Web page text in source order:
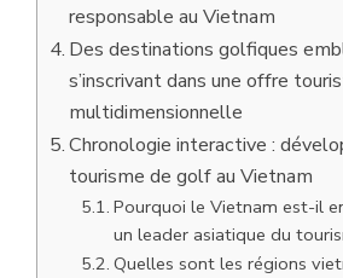
responsable au Vietnam
Des destinations golfiques
s’inscrivant dans une offre
multidimensionnelle
Chronologie interactive :
tourisme de golf au Vietnam
Pourquoi le Vietnam est-il
un leader asiatique du
Quelles sont les régions